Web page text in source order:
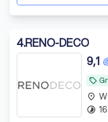
4.RENO-DECO
local_offer
9,1
place
timelapse